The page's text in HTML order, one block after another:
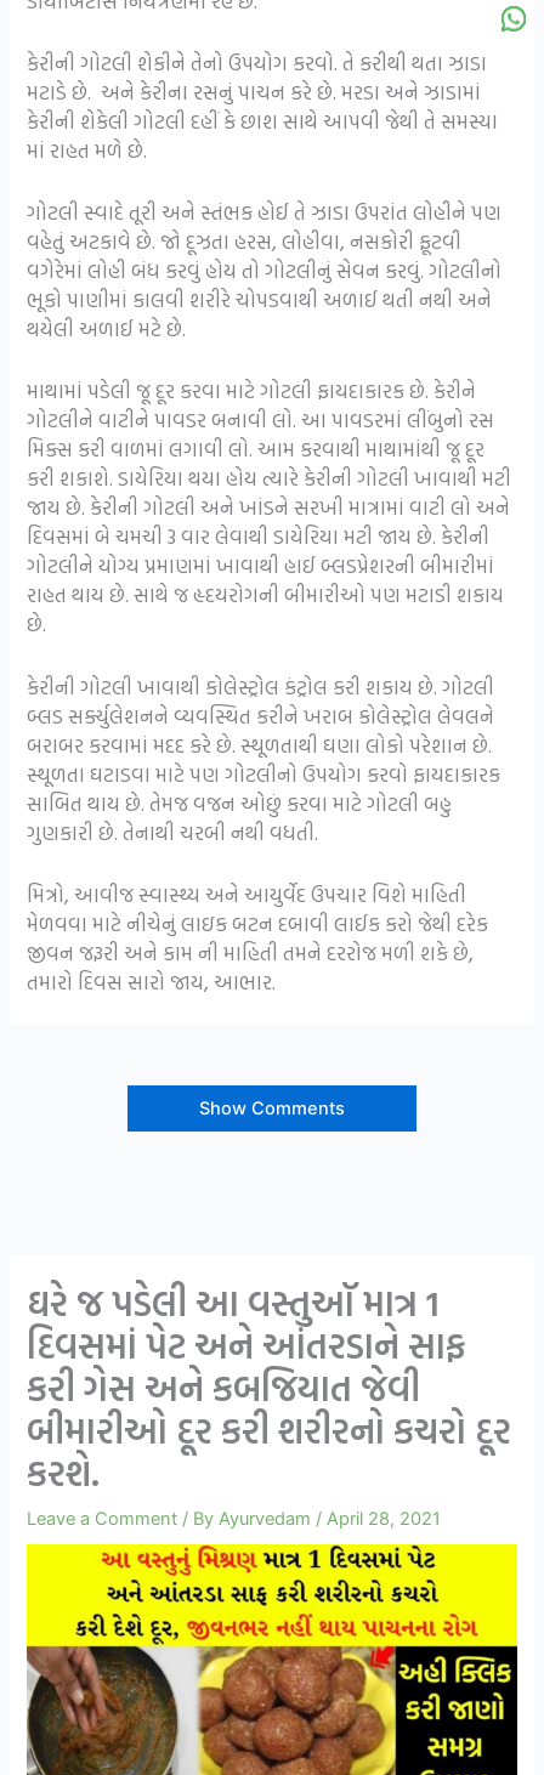
કેરીની ગોટલી શેકીને તેનો ઉપયોગ કરવો. તે કરીથી થતા ઝાડા
મટાડે છે. અને કેરીના રસનું પાચન કરે છે. મરડા અને ઝાડામાં
કેરીની શેકેલી ગોટલી દહીં કે છાશ સાથે આપવી જેથી તે સમસ્યા
માં રાહત મળે છે.
ગોટલી સ્વાદે તૂરી અને સ્તંભક હોઈ તે ઝાડા ઉપરાંત લોહીને પણ
વહેતું અટકાવે છે. જો દૂઝતા હરસ, લોહીવા, નસકોરી ફૂટવી
વગેરેમાં લોહી બંધ કરવું હોય તો ગોટલીનું સેવન કરવું. ગોટલીનો
ભૂકો પાણીમાં કાલવી શરીરે ચોપડવાથી અળાઈ થતી નથી અને
થયેલી અળાઈ મટે છે.
માથામાં પડેલી જૂ દૂર કરવા માટે ગોટલી ફાયદાકારક છે. કેરીને
ગોટલીને વાટીને પાવડર બનાવી લો. આ પાવડરમાં લીંબુનો રસ
મિક્સ કરી વાળમાં લગાવી લો. આમ કરવાથી માથામાંથી જૂ દૂર
કરી શકાશે. ડાયેરિયા થયા હોય ત્યારે કેરીની ગોટલી ખાવાથી મટી
જાય છે. કેરીની ગોટલી અને ખાંડને સરખી માત્રામાં વાટી લો અને
દિવસમાં બે ચમચી 3 વાર લેવાથી ડાયેરિયા મટી જાય છે. કેરીની
ગોટલીને યોગ્ય પ્રમાણમાં ખાવાથી હાઈ બ્લડપ્રેશરની બીમારીમાં
રાહત થાય છે. સાથે જ હૃદયરોગની બીમારીઓ પણ મટાડી શકાય
છે.
કેરીની ગોટલી ખાવાથી કોલેસ્ટ્રોલ કંટ્રોલ કરી શકાય છે. ગોટલી
બ્લડ સર્ક્યુલેશનને વ્યવસ્થિત કરીને ખરાબ કોલેસ્ટ્રોલ લેવલને
બરાબર કરવામાં મદદ કરે છે. સ્થૂળતાથી ઘણા લોકો પરેશાન છે.
સ્થૂળતા ઘટાડવા માટે પણ ગોટલીનો ઉપયોગ કરવો ફાયદાકારક
સાબિત થાય છે. તેમજ વજન ઓછું કરવા માટે ગોટલી બહુ
ગુણકારી છે. તેનાથી ચરબી નથી વધતી.
મિત્રો, આવીજ સ્વાસ્થ્ય અને આયુર્વેદ ઉપચાર વિશે માહિતી
મેળવવા માટે નીચેનું લાઇક બટન દબાવી લાઈક કરો જેથી દરેક
જીવન જરૂરી અને કામ ની માહિતી તમને દરરોજ મળી શકે છે,
તમારો દિવસ સારો જાય, આભાર.
Show Comments
ઘરે જ પડેલી આ વસ્તુઑ માત્ર 1
દિવસમાં પેટ અને આંતરડાને સાફ
કરી ગેસ અને કબજિયાત જેવી
બીમારીઓ દૂર કરી શરીરનો કચરો દૂર
કરશે.
Leave a Comment / ByAyurvedam /April 28, 2021